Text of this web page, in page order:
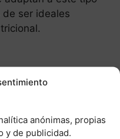
anónimas, propias
y de publicidad.
ser ideales